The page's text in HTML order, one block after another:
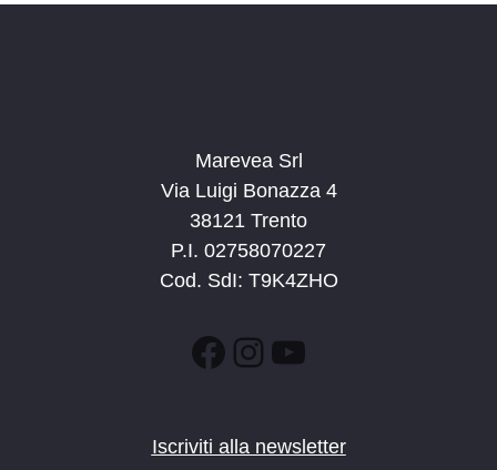
Marevea Srl
Via Luigi Bonazza 4
38121 Trento
P.I. 02758070227
Cod. SdI: T9K4ZHO
Facebook
Instagram
YouTube
Iscriviti alla newsletter